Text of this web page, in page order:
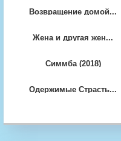
Возвращение домой...
Жена и другая жен...
Симмба (2018)
Одержимые Страсть...